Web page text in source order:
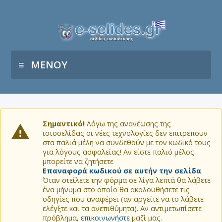
ΜΕΝΟΥ
Σημαντικό! Λόγω της ανανέωσης της
ιστοσελίδας οι νέες τεχνολογίες δεν επιτρέπουν
στα παλιά μέλη να συνδεθούν με τον κωδικό τους
για λόγους ασφαλείας! Αν είστε παλιό μέλος
μπορείτε να ζητήσετε
Επαναφορά κωδικού σε αυτήν την σελίδα.
Όταν στείλετε την φόρμα σε λίγα λεπτά θα λάβετε
ένα μήνυμα στο οποίο θα ακολουθήσετε τις
οδηγίες που αναφέρει (αν αργείτε να το λάβετε
ελέγξτε και τα ανεπιθύμητα). Αν αντιμετωπίσετε
πρόβλημα, επικοινωνήστε μαζί μας.